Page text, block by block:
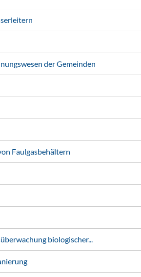
der Gemeinden
Faulgasbehältern
biologischer...